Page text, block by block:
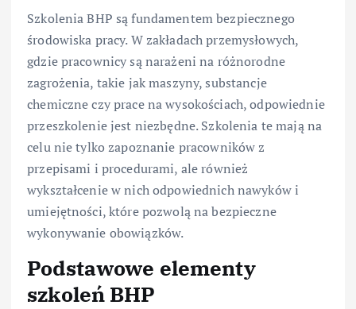
Szkolenia BHP są fundamentem bezpiecznego
środowiska pracy. W zakładach przemysłowych,
gdzie pracownicy są narażeni na różnorodne
zagrożenia, takie jak maszyny, substancje
chemiczne czy prace na wysokościach, odpowiednie
przeszkolenie jest niezbędne. Szkolenia te mają na
celu nie tylko zapoznanie pracowników z
przepisami i procedurami, ale również
wykształcenie w nich odpowiednich nawyków i
umiejętności, które pozwolą na bezpieczne
wykonywanie obowiązków.
Podstawowe elementy
szkoleń BHP